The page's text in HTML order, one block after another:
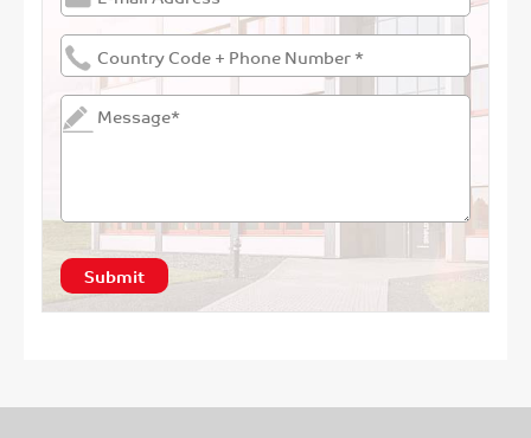
Submit